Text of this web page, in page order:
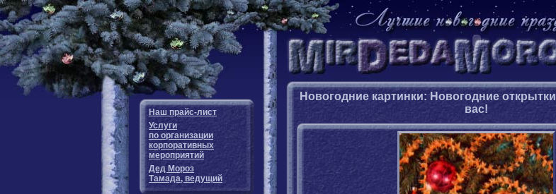
Наш прайс-лист
Услуги
по организации
корпоративных
мероприятий
Дед Мороз
Тамада, ведущий
Новогодние картинки: Новогодние
вас!